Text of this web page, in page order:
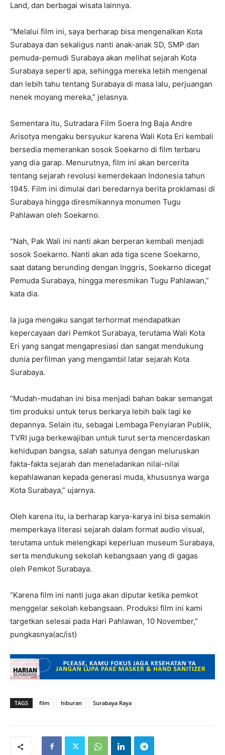
Land, dan berbagai wisata lainnya.
“Melalui film ini, saya berharap bisa mengenalkan Kota
Surabaya dan sekaligus nanti anak-anak SD, SMP dan
pemuda-pemudi Surabaya akan melihat sejarah Kota
Surabaya seperti apa, sehingga mereka lebih mengenal
dan lebih tahu tentang Surabaya di masa lalu, perjuangan
nenek moyang mereka,” jelasnya.
Sementara itu, Sutradara Film Soera Ing Baja Andre
Arisotya mengaku bersyukur karena Wali Kota Eri kembali
bersedia memerankan sosok Soekarno di film terbaru
yang dia garap. Menurutnya, film ini akan bercerita
tentang sejarah revolusi kemerdekaan Indonesia tahun
1945. Film ini dimulai dari beredarnya berita proklamasi di
Surabaya hingga diresmikannya monumen Tugu
Pahlawan oleh Soekarno.
“Nah, Pak Wali ini nanti akan berperan kembali menjadi
sosok Soekarno. Nanti akan ada tiga scene Soekarno,
saat datang berunding dengan Inggris, Soekarno dicegat
Pemuda Surabaya, hingga meresmikan Tugu Pahlawan,”
kata dia.
Ia juga mengaku sangat terhormat mendapatkan
kepercayaan dari Pemkot Surabaya, terutama Wali Kota
Eri yang sangat mengapresiasi dan sangat mendukung
dunia perfilman yang mengambil latar sejarah Kota
Surabaya.
“Mudah-mudahan ini bisa menjadi bahan bakar semangat
tim produksi untuk terus berkarya lebih baik lagi ke
depannya. Selain itu, sebagai Lembaga Penyiaran Publik,
TVRI juga berkewajiban untuk turut serta mencerdaskan
kehidupan bangsa, salah satunya dengan meluruskan
fakta-fakta sejarah dan meneladankan nilai-nilai
kepahlawanan kepada generasi muda, khususnya warga
Kota Surabaya,” ujarnya.
Oleh karena itu, ia berharap karya-karya ini bisa semakin
memperkaya literasi sejarah dalam format audio visual,
terutama untuk melengkapi keperluan museum Surabaya,
serta mendukung sekolah kebangsaan yang di gagas
oleh Pemkot Surabaya.
“Karena film ini nanti juga akan diputar ketika pemkot
menggelar sekolah kebangsaan. Produksi film ini kami
targetkan selesai pada Hari Pahlawan, 10 November,”
pungkasnya(ac/ist)
TAGS film hiburan Surabaya Raya